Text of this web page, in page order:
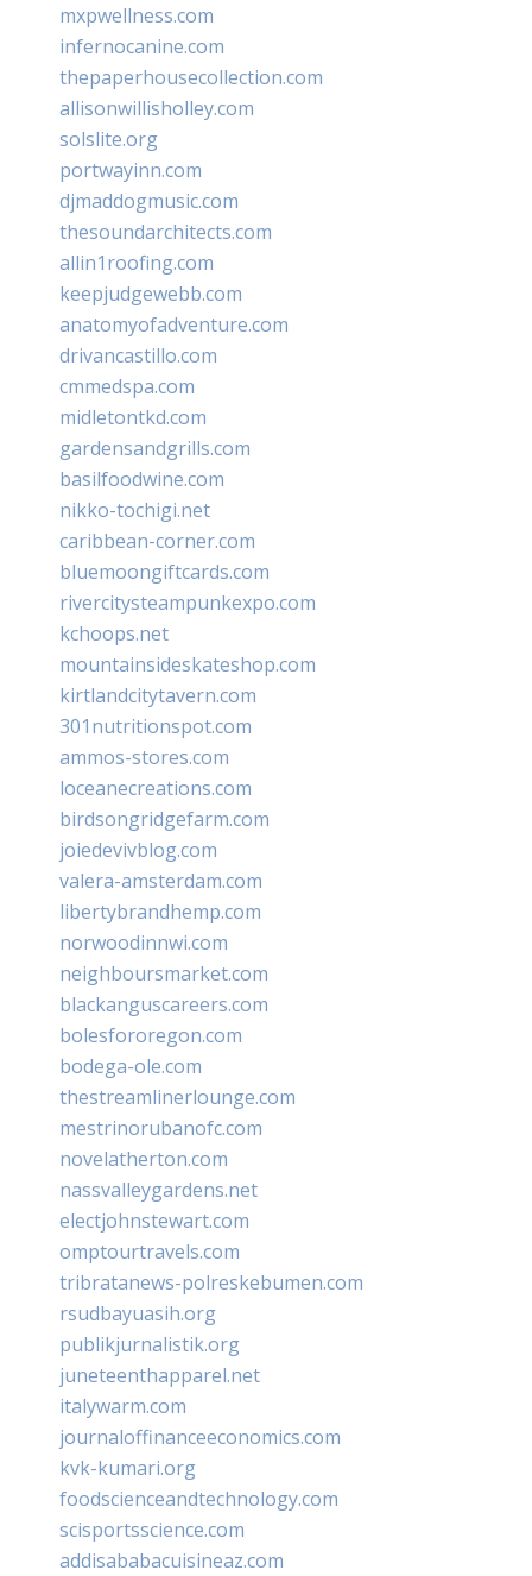
mxpwellness.com
infernocanine.com
thepaperhousecollection.com
allisonwillisholley.com
solslite.org
portwayinn.com
djmaddogmusic.com
thesoundarchitects.com
allin1roofing.com
keepjudgewebb.com
anatomyofadventure.com
drivancastillo.com
cmmedspa.com
midletontkd.com
gardensandgrills.com
basilfoodwine.com
nikko-tochigi.net
caribbean-corner.com
bluemoongiftcards.com
rivercitysteampunkexpo.com
kchoops.net
mountainsideskateshop.com
kirtlandcitytavern.com
301nutritionspot.com
ammos-stores.com
loceanecreations.com
birdsongridgefarm.com
joiedevivblog.com
valera-amsterdam.com
libertybrandhemp.com
norwoodinnwi.com
neighboursmarket.com
blackanguscareers.com
bolesfororegon.com
bodega-ole.com
thestreamlinerlounge.com
mestrinorubanofc.com
novelatherton.com
nassvalleygardens.net
electjohnstewart.com
omptourtravels.com
tribratanews-polreskebumen.com
rsudbayuasih.org
publikjurnalistik.org
juneteenthapparel.net
italywarm.com
journaloffinanceeconomics.com
kvk-kumari.org
foodscienceandtechnology.com
scisportsscience.com
addisababacuisineaz.com